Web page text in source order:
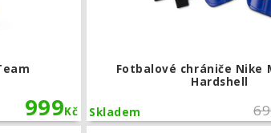
999Kč
Fotbalové chrániče Nike
Hardshell
Skladem